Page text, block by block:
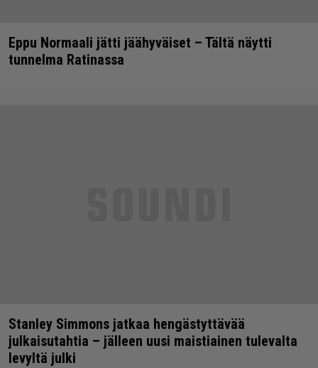
Eppu Normaali jätti jäähyväiset – Tältä näytti
tunnelma Ratinassa
Stanley Simmons jatkaa hengästyttävää
julkaisutahtia – jälleen uusi maistiainen tulevalta
levyltä julki